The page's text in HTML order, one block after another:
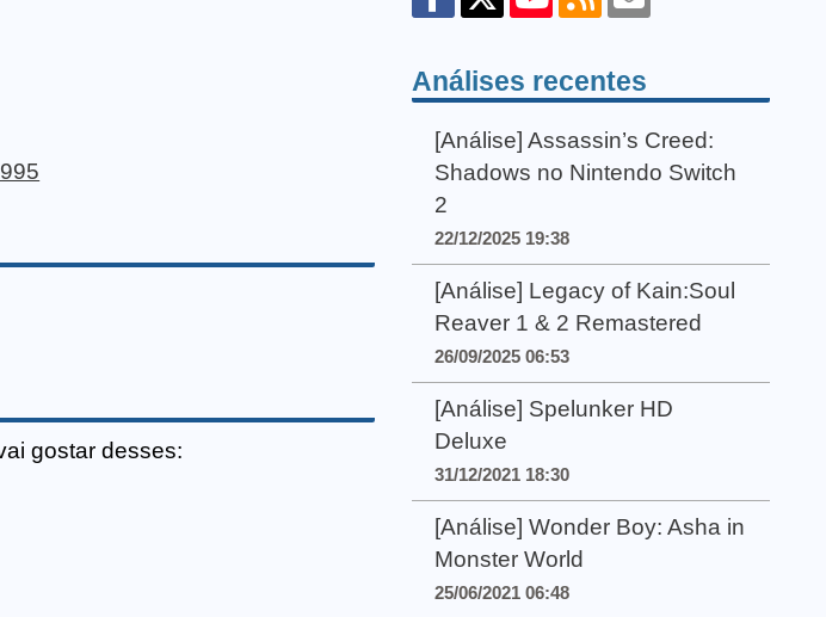
gostar desses:
Análises recentes
[Análise] Assassin’s Creed:
Shadows no Nintendo Switch
2
22/12/2025 19:38
[Análise] Legacy of Kain:Soul
Reaver 1 & 2 Remastered
26/09/2025 06:53
[Análise] Spelunker HD
Deluxe
31/12/2021 18:30
[Análise] Wonder Boy: Asha in
Monster World
25/06/2021 06:48